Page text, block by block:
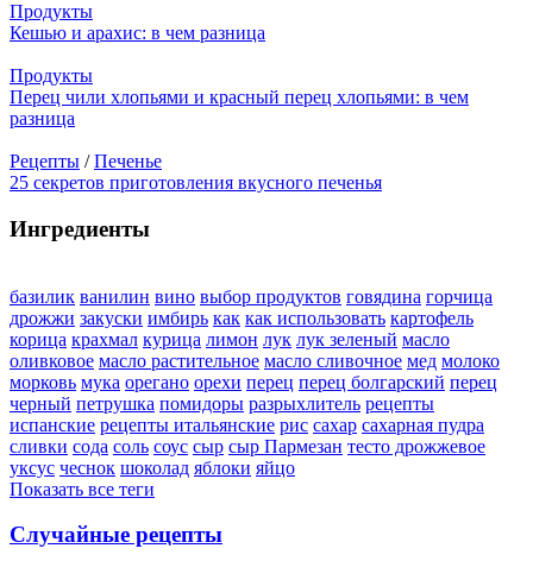
Продукты
Кешью и арахис: в чем разница
Продукты
Перец чили хлопьями и красный перец хлопьями: в чем
разница
Рецепты /Печенье
25 секретов приготовления вкусного печенья
Ингредиенты
базилик ванилин вино выбор продуктов говядина горчица
дрожжи закуски имбирь как как использовать картофель
корица крахмал курица лимон лук лук зеленый масло
оливковое масло растительное масло сливочное мед молоко
морковь мука орегано орехи перец перец болгарский перец
черный петрушка помидоры разрыхлитель рецепты
испанские рецепты итальянские рис сахар сахарная пудра
сливки сода соль соус сыр сыр Пармезан тесто дрожжевое
уксус чеснок шоколад яблоки яйцо
Показать все теги
Случайные рецепты